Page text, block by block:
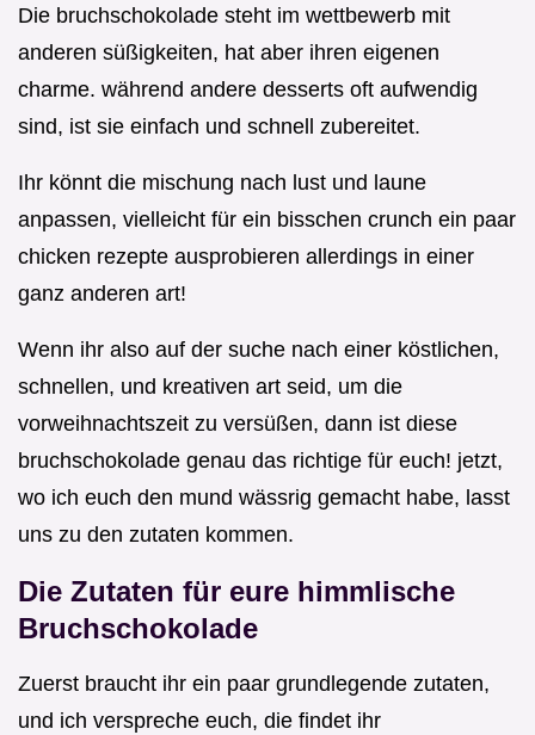
Die bruchschokolade steht im wettbewerb mit
anderen süßigkeiten, hat aber ihren eigenen
charme. während andere desserts oft aufwendig
sind, ist sie einfach und schnell zubereitet.
Ihr könnt die mischung nach lust und laune
anpassen, vielleicht für ein bisschen crunch ein paar
chicken rezepte ausprobieren allerdings in einer
ganz anderen art!
Wenn ihr also auf der suche nach einer köstlichen,
schnellen, und kreativen art seid, um die
vorweihnachtszeit zu versüßen, dann ist diese
bruchschokolade genau das richtige für euch! jetzt,
wo ich euch den mund wässrig gemacht habe, lasst
uns zu den zutaten kommen.
Die Zutaten für eure himmlische
Bruchschokolade
Zuerst braucht ihr ein paar grundlegende zutaten,
und ich verspreche euch, die findet ihr